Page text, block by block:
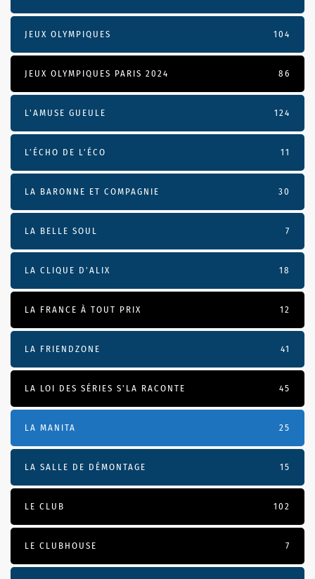
JEUX OLYMPIQUES 104
JEUX OLYMPIQUES PARIS 2024 86
L'AMUSE GUEULE 124
L’ÉCHO DE L’ÉCO 11
LA BARONNE ET COMPAGNIE 30
LA BELLE SOUL 7
LA CLIQUE D'ALIX 18
LA FRANCE À TOUT PRIX 12
LA FRIENDZONE 41
LA LOI DES SÉRIES S'LA RACONTE 45
LA MANITA 25
LA SALLE DE DÉMONTAGE 15
LE CLUB 102
LE CLUBHOUSE 7